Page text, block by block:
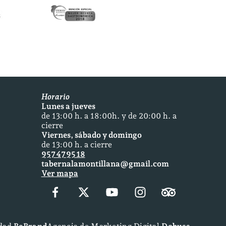
Horario
Lunes a jueves
de 13:00 h. a 18:00h. y de 20:00 h. a
cierre
Viernes, sábado y domingo
de 13:00 h. a cierre
957 47 95 18
tabernalamontillana@gmail.com
Ver mapa